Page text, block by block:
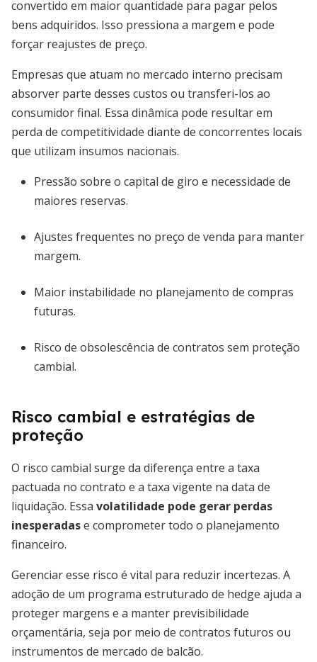
convertido em maior quantidade para pagar pelos
bens adquiridos. Isso pressiona a margem e pode
forçar reajustes de preço.
Empresas que atuam no mercado interno precisam
absorver parte desses custos ou transferi-los ao
consumidor final. Essa dinâmica pode resultar em
perda de competitividade diante de concorrentes locais
que utilizam insumos nacionais.
Pressão sobre o capital de giro e necessidade de
maiores reservas.
Ajustes frequentes no preço de venda para manter
margem.
Maior instabilidade no planejamento de compras
futuras.
Risco de obsolescência de contratos sem proteção
cambial.
Risco cambial e estratégias de
proteção
O risco cambial surge da diferença entre a taxa
pactuada no contrato e a taxa vigente na data de
liquidação. Essa volatilidade pode gerar perdas
inesperadase comprometer todo o planejamento
financeiro.
Gerenciar esse risco é vital para reduzir incertezas. A
adoção de um programa estruturado de hedge ajuda a
proteger margens e a manter previsibilidade
orçamentária, seja por meio de contratos futuros ou
instrumentos de mercado de balcão.